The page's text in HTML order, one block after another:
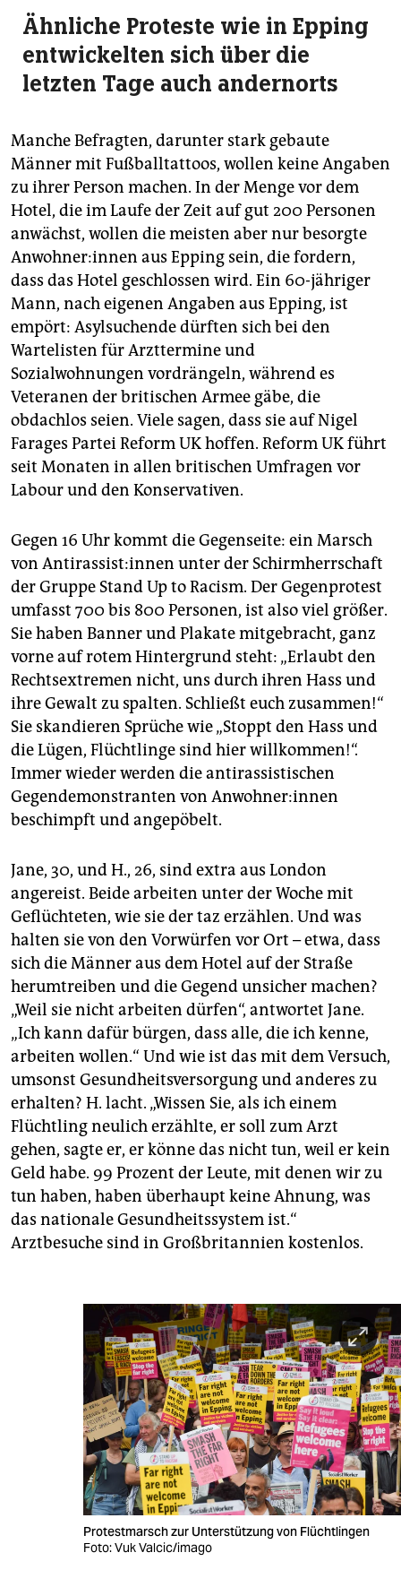
Ähnliche Proteste wie in Epping
entwickelten sich über die
letzten Tage auch andernorts
Manche Befragten, darunter stark gebaute
Männer mit Fußballtattoos, wollen keine Angaben
zu ihrer Person machen. In der Menge vor dem
Hotel, die im Laufe der Zeit auf gut 200 Personen
anwächst, wollen die meisten aber nur besorgte
An­woh­ne­r:in­nen aus Epping sein, die fordern,
dass das Hotel geschlossen wird. Ein 60-jähriger
Mann, nach eigenen Angaben aus Epping, ist
empört: Asylsuchende dürften sich bei den
Wartelisten für Arzttermine und
Sozialwohnungen vordrängeln, während es
Veteranen der britischen Armee gäbe, die
obdachlos seien. Viele sagen, dass sie auf Nigel
Farages Partei Reform UK hoffen. Reform UK führt
seit Monaten in allen britischen Umfragen vor
Labour und den Konservativen.
Gegen 16 Uhr kommt die Gegenseite: ein Marsch
von An­ti­ras­sis­t:in­nen unter der Schirmherrschaft
der Gruppe Stand Up to Racism. Der Gegenprotest
umfasst 700 bis 800 Personen, ist also viel größer.
Sie haben Banner und Plakate mitgebracht, ganz
vorne auf rotem Hintergrund steht: „Erlaubt den
Rechtsextremen nicht, uns durch ihren Hass und
ihre Gewalt zu spalten. Schließt euch zusammen!“
Sie skandieren Sprüche wie „Stoppt den Hass und
die Lügen, Flüchtlinge sind hier willkommen!“.
Immer wieder werden die antirassistischen
Gegendemonstranten von An­woh­ne­r:in­nen
beschimpft und angepöbelt.
Jane, 30, und H., 26, sind extra aus London
angereist. Beide arbeiten unter der Woche mit
Geflüchteten, wie sie der taz erzählen. Und was
halten sie von den Vorwürfen vor Ort – etwa, dass
sich die Männer aus dem Hotel auf der Straße
herumtreiben und die Gegend unsicher machen?
„Weil sie nicht arbeiten dürfen“, antwortet Jane.
„Ich kann dafür bürgen, dass alle, die ich kenne,
arbeiten wollen.“ Und wie ist das mit dem Versuch,
umsonst Gesundheitsversorgung und anderes zu
erhalten? H. lacht. „Wissen Sie, als ich einem
Flüchtling neulich erzählte, er soll zum Arzt
gehen, sagte er, er könne das nicht tun, weil er kein
Geld habe. 99 Prozent der Leute, mit denen wir zu
tun haben, haben überhaupt keine Ahnung, was
das nationale Gesundheitssystem ist.“
Arztbesuche sind in Großbritannien kostenlos.
Protestmarsch zur Unterstützung von Flüchtlingen
Foto: Vuk Valcic/imago